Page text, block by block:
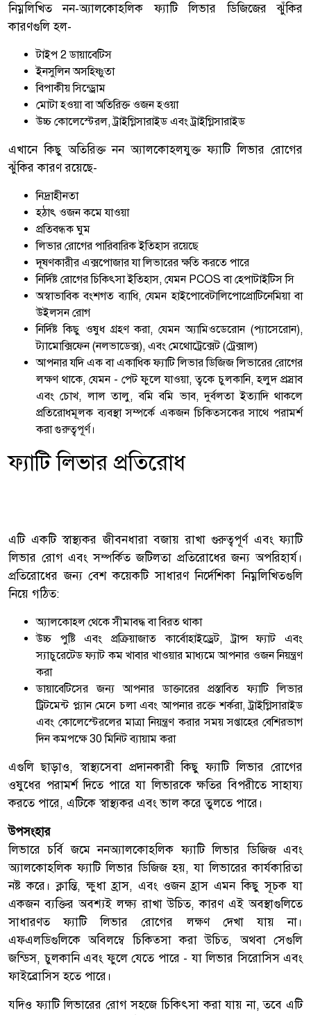
নিম্নলিখিত নন-অ্যালকোহলিক ফ্যাটি লিভার ডিজিজের ঝুঁকির
কারণগুলি হল-
টাইপ 2 ডায়াবেটিস
ইনসুলিন অসহিষ্ণুতা
বিপাকীয় সিন্ড্রোম
মোটা হওয়া বা অতিরিক্ত ওজন হওয়া
উচ্চ কোলেস্টেরল, ট্রাইগ্লিসারাইড এবং ট্রাইগ্লিসারাইড
এখানে কিছু অতিরিক্ত নন অ্যালকোহলযুক্ত ফ্যাটি লিভার রোগের
ঝুঁকির কারণ রয়েছে-
নিদ্রাহীনতা
হঠাৎ ওজন কমে যাওয়া
প্রতিবন্ধক ঘুম
লিভার রোগের পারিবারিক ইতিহাস রয়েছে
দূষণকারীর এক্সপোজার যা লিভারের ক্ষতি করতে পারে
নির্দিষ্ট রোগের চিকিৎসা ইতিহাস, যেমন PCOS বা হেপাটাইটিস সি
অস্বাভাবিক বংশগত ব্যাধি, যেমন হাইপোবেটালিপোপ্রোটিনেমিয়া বা
উইলসন রোগ
নির্দিষ্ট কিছু ওষুধ গ্রহণ করা, যেমন অ্যামিওডেরোন (প্যাসেরোন),
ট্যামোক্সিফেন (নলভাডেক্স), এবং মেথোট্রেক্সেট (ট্রেক্সাল)
আপনার যদি এক বা একাধিক ফ্যাটি লিভার ডিজিজ লিভারের রোগের
লক্ষণ থাকে, যেমন - পেট ফুলে যাওয়া, ত্বকে চুলকানি, হলুদ প্রস্রাব
এবং চোখ, লাল তালু, বমি বমি ভাব, দুর্বলতা ইত্যাদি থাকলে
প্রতিরোধমূলক ব্যবস্থা সম্পর্কে একজন চিকিত্সকের সাথে পরামর্শ
করা গুরুত্বপূর্ণ।
ফ্যাটি লিভার প্রতিরোধ
এটি একটি স্বাস্থ্যকর জীবনধারা বজায় রাখা গুরুত্বপূর্ণ এবং ফ্যাটি
লিভার রোগ এবং সম্পর্কিত জটিলতা প্রতিরোধের জন্য অপরিহার্য।
প্রতিরোধের জন্য বেশ কয়েকটি সাধারণ নির্দেশিকা নিম্নলিখিতগুলি
নিয়ে গঠিত:
অ্যালকোহল থেকে সীমাবদ্ধ বা বিরত থাকা
উচ্চ পুষ্টি এবং প্রক্রিয়াজাত কার্বোহাইড্রেট, ট্রান্স ফ্যাট এবং
স্যাচুরেটেড ফ্যাট কম খাবার খাওয়ার মাধ্যমে আপনার ওজন নিয়ন্ত্রণ
করা
ডায়াবেটিসের জন্য আপনার ডাক্তারের প্রস্তাবিত ফ্যাটি লিভার
ট্রিটমেন্ট প্ল্যান মেনে চলা এবং আপনার রক্তে শর্করা, ট্রাইগ্লিসারাইড
এবং কোলেস্টেরলের মাত্রা নিয়ন্ত্রণ করার সময় সপ্তাহের বেশিরভাগ
দিন কমপক্ষে 30 মিনিট ব্যায়াম করা
এগুলি ছাড়াও, স্বাস্থ্যসেবা প্রদানকারী কিছু ফ্যাটি লিভার রোগের
ওষুধের পরামর্শ দিতে পারে যা লিভারকে ক্ষতির বিপরীতে সাহায্য
করতে পারে, এটিকে স্বাস্থ্যকর এবং ভাল করে তুলতে পারে।
উপসংহার
লিভারে চর্বি জমে ননঅ্যালকোহলিক ফ্যাটি লিভার ডিজিজ এবং
অ্যালকোহলিক ফ্যাটি লিভার ডিজিজ হয়, যা লিভারের কার্যকারিতা
নষ্ট করে। ক্লান্তি, ক্ষুধা হ্রাস, এবং ওজন হ্রাস এমন কিছু সূচক যা
একজন ব্যক্তির অবশ্যই লক্ষ্য রাখা উচিত, কারণ এই অবস্থাগুলিতে
সাধারণত ফ্যাটি লিভার রোগের লক্ষণ দেখা যায় না।
এফএলডিগুলিকে অবিলম্বে চিকিত্সা করা উচিত, অথবা সেগুলি
জন্ডিস, চুলকানি এবং ফুলে যেতে পারে - যা লিভার সিরোসিস এবং
ফাইব্রোসিস হতে পারে।
যদিও ফ্যাটি লিভারের রোগ সহজে চিকিৎসা করা যায় না, তবে এটি